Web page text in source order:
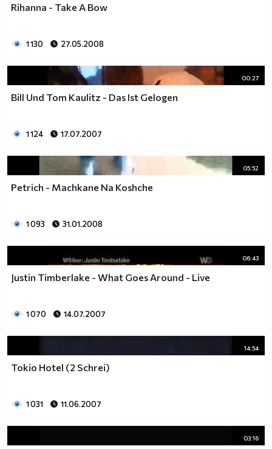
Rihanna - Take A Bow
1 130 27.05.2008
00:27
Bill Und Tom Kaulitz - Das Ist Gelogen
1 124 17.07.2007
05:52
Petrich - Machkane Na Koshche
1 093 31.01.2008
06:43
Justin Timberlake - What Goes Around - Live
1 070 14.07.2007
14:54
Tokio Hotel (2 Schrei)
1 031 11.06.2007
03:16